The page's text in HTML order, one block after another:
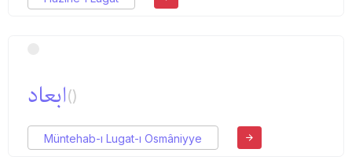
ابعاد()
Müntehab-ı Lugat-ı Osmâniyye